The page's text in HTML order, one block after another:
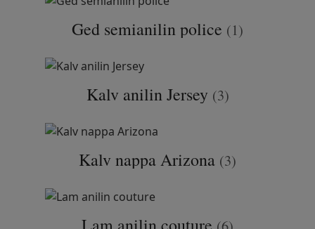
Ged semianilin police (1)
Kalv anilin Jersey (3)
Kalv nappa Arizona (3)